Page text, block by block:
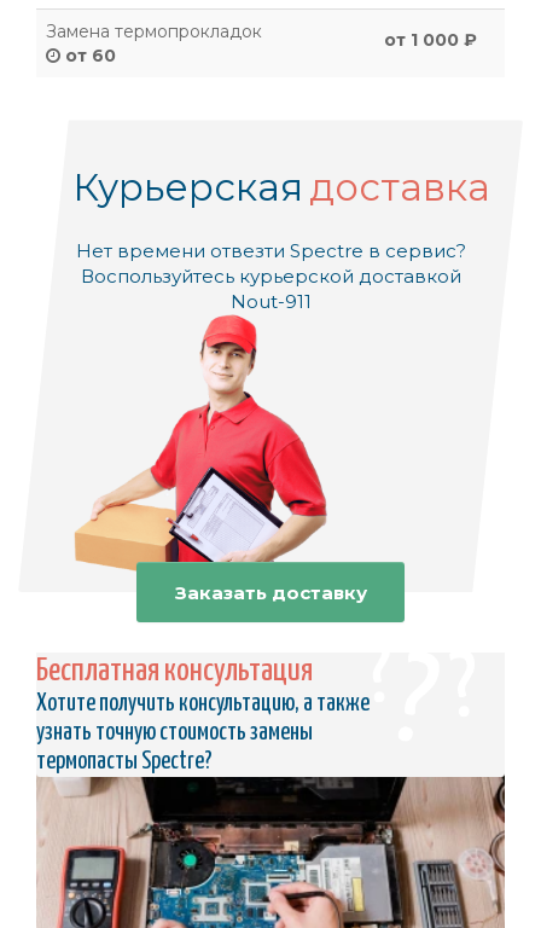
Замена термопрокладок
от 60
от 1 000 ₽
Курьерская доставка
Нет времени отвезти Spectre в сервис?
Воспользуйтесь курьерской доставкой
Nout-911
Заказать доставку
Бесплатная консультация
Хотите получить консультацию, а также
узнать точную стоимость замены
термопасты Spectre?